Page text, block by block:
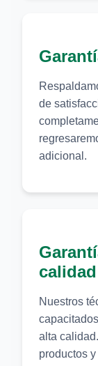
de
adicional.
calidad
Nuestros
alta
productos